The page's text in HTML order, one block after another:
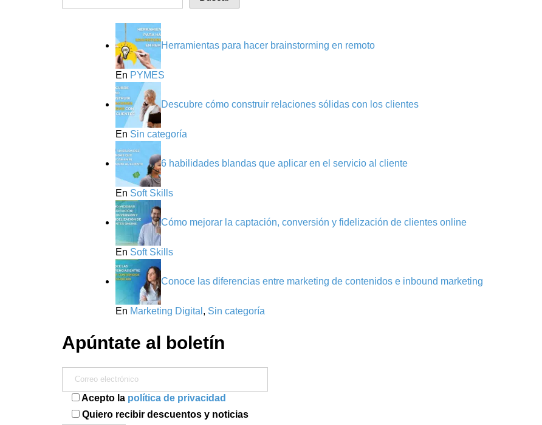
Herramientas para hacer brainstorming en remoto
En PYMES
Descubre cómo construir relaciones sólidas con los clientes
En Sin categoría
6 habilidades blandas que aplicar en el servicio al cliente
En Soft Skills
Cómo mejorar la captación, conversión y fidelización de clientes online
En Soft Skills
Conoce las diferencias entre marketing de contenidos e inbound marketing
En Marketing Digital , Sin categoría
Apúntate al boletín
Acepto la política de privacidad
Quiero recibir descuentos y noticias